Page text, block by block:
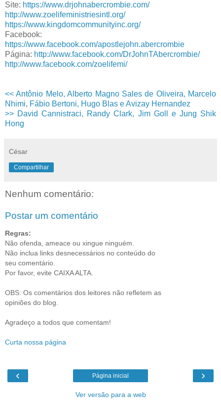
Site: https://www.drjohnabercrombie.com/
http://www.zoelifeministriesintl.org/
https://www.kingdomcommunityinc.org/
Facebook:
https://www.facebook.com/apostlejohn.abercrombie
Página: http://www.facebook.com/DrJohnTAbercrombie/
http://www.facebook.com/zoelifemi/
<< Antônio Melo, Alberto Magno Sales de Oliveira, Marcelo
Nhimi, Fábio Bertoni, Hugo Blas e Avizay Hernandez
>> David Cannistraci, Randy Clark, Jim Goll e Jung Shik
Hong
César
Compartilhar
Nenhum comentário:
Postar um comentário
Regras:
Não ofenda, ameace ou xingue ninguém.
Não inclua links desnecessários no conteúdo do
seu comentário.
Por favor, evite CAIXA ALTA.
OBS: Os comentários dos leitores não refletem as
opiniões do blog.
Agradeço a todos que comentam!
Curta nossa página
‹ ›
Página inicial
Ver versão para a web